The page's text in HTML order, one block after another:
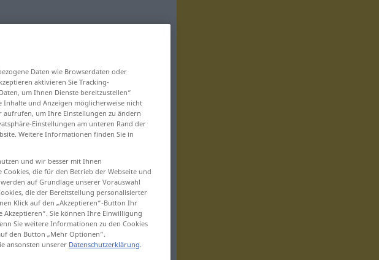
Daten wie Browserdaten oder
aktivieren Sie Tracking-
um Ihnen Dienste bereitzustellen“
Inhalte und Anzeigen möglicherweise nicht
aufrufen, um Ihre Einstellungen zu ändern
Einstellungen am unteren Rand der
Weitere Informationen finden Sie in
und wir besser mit Ihnen
die für den Betrieb der Webseite und
auf Grundlage unserer Vorauswahl
die der Bereitstellung personalisierter
Klick auf den „Akzeptieren“-Button Ihr
Akzeptieren“. Sie können Ihre Einwilligung
Sie weitere Informationen zu den Cookies
den Button „Mehr Optionen“.
ansonsten unserer Datenschutzerklärung.